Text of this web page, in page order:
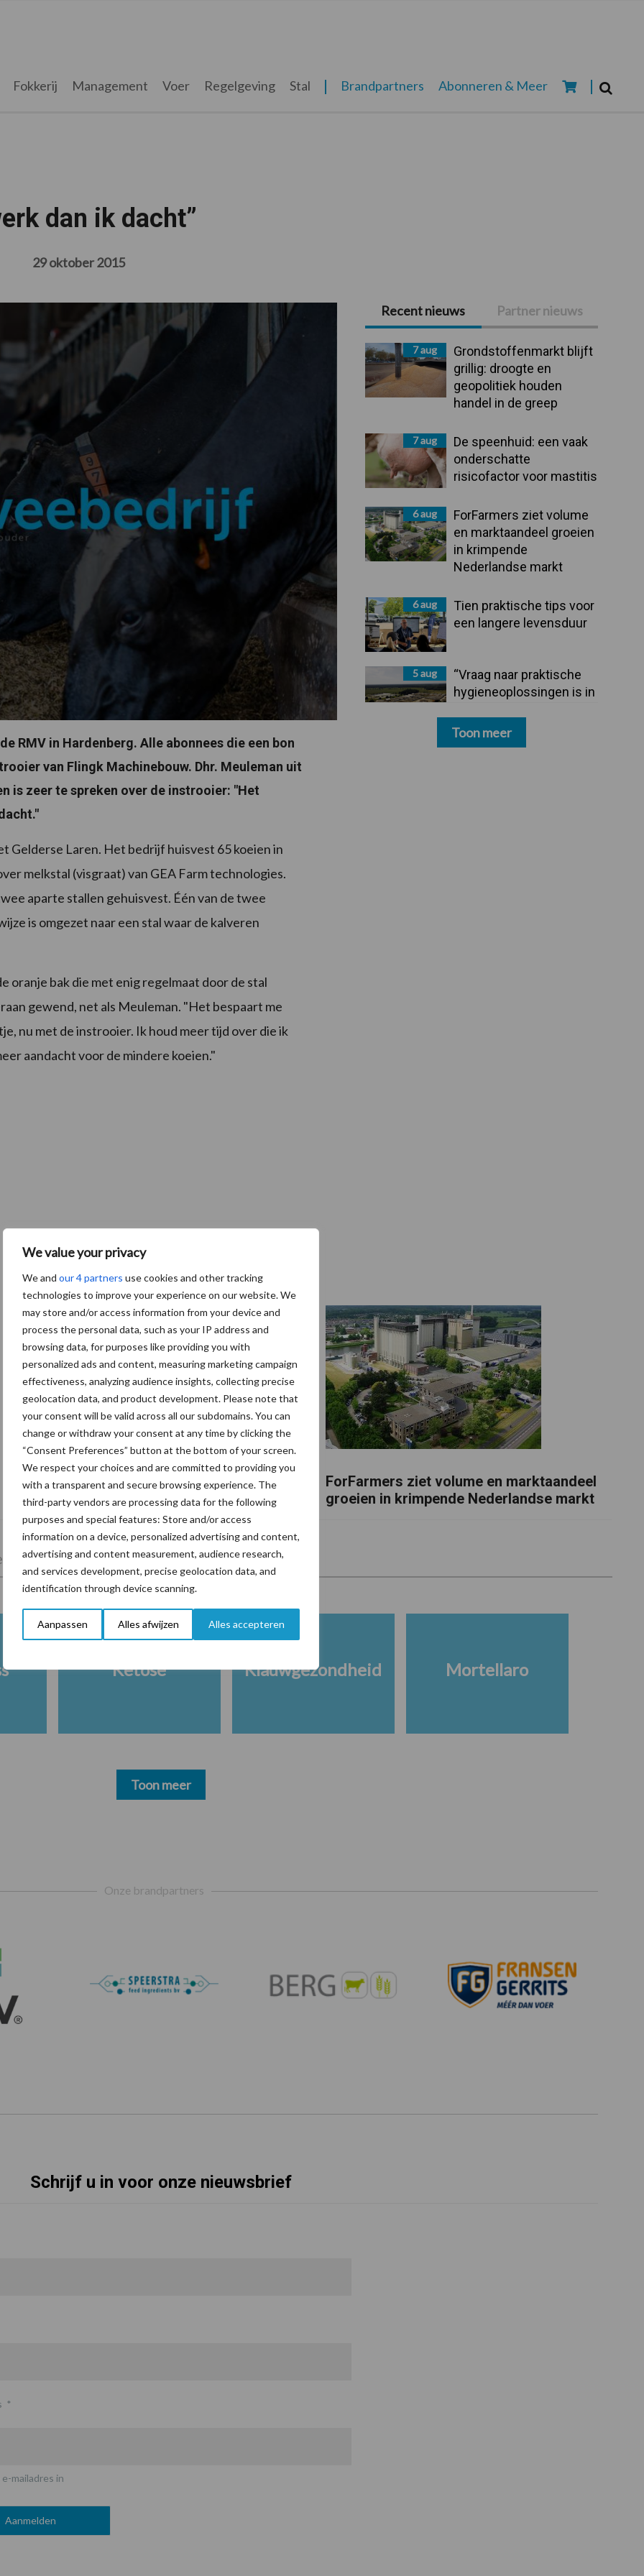
We value your privacy
We and our 4 partners use cookies and other tracking
technologies to improve your experience on our website. We
may store and/or access information from your device and
process the personal data, such as your IP address and
browsing data, for purposes like providing you with
personalized ads and content, measuring marketing campaign
effectiveness, analyzing audience insights, collecting precise
geolocation data, and product development. Please note that
your consent will be valid across all our subdomains. You can
change or withdraw your consent at any time by clicking the
“Consent Preferences” button at the bottom of your screen.
We respect your choices and are committed to providing you
with a transparent and secure browsing experience. The
third-party vendors are processing data for the following
purposes and special features: Store and/or access
information on a device, personalized advertising and content,
advertising and content measurement, audience research,
and services development, precise geolocation data, and
identification through device scanning.
Aanpassen Alles afwijzen Alles accepteren
Fokkerij Management Voer Regelgeving Stal Brandpartners Abonneren & Meer
dan ik dacht”
29 oktober 2015
RMV in Hardenberg. Alle abonnees die een bon
van Flingk Machinebouw. Dhr. Meuleman uit
is zeer te spreken over de instrooier: "Het
Gelderse Laren. Het bedrijf huisvest 65 koeien in
melkstal (visgraat) van GEA Farm technologies.
aparte stallen gehuisvest. Één van de twee
is omgezet naar een stal waar de kalveren
oranje bak die met enig regelmaat door de stal
gewend, net als Meuleman. "Het bespaart me
nu met de instrooier. Ik houd meer tijd over die ik
aandacht voor de mindere koeien."
Primaire
Sidebar
Recent nieuws Partner nieuws
7 aug
Grondstoffenmarkt blijft
grillig: droogte en
geopolitiek houden
handel in de greep
7 aug
De speenhuid: een vaak
onderschatte
risicofactor voor mastitis
6 aug
ForFarmers ziet volume
en marktaandeel groeien
in krimpende
Nederlandse markt
6 aug
Tien praktische tips voor
een langere levensduur
5 aug
“Vraag naar praktische
hygieneoplossingen is in
Toon meer
De speenhuid: een vaak onderschatte
risicofactor voor mastitis
ForFarmers ziet volume en marktaandeel
groeien in krimpende Nederlandse markt
Veevoer Wet en regelgeving
Ketose Klauwgezondheid Mortellaro
Toon meer
Onze brandpartners
Schrijf u in voor onze nieuwsbrief
*
mailadres in